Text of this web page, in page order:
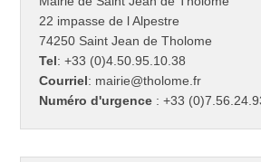
22 impasse de l Alpestre
74250 Saint Jean de Tholome
Tel: +33 (0)4.50.95.10.38
Courriel: mairie@tholome.fr
Numéro d'urgence : +33